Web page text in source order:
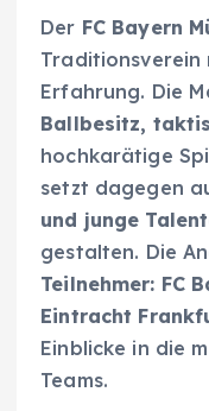
Der FC Bayern
Erfahrung. Die
Ballbesitz,
hochkarätige
setzt dagegen
und junge
gestalten. Die
Teilnehmer: FC
Eintracht
Einblicke in die
Teams.